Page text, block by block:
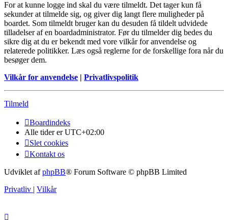
For at kunne logge ind skal du være tilmeldt. Det tager kun få
sekunder at tilmelde sig, og giver dig langt flere muligheder på
boardet. Som tilmeldt bruger kan du desuden få tildelt udvidede
tilladelser af en boardadministrator. Før du tilmelder dig bedes du
sikre dig at du er bekendt med vore vilkår for anvendelse og
relaterede politikker. Læs også reglerne for de forskellige fora når du
besøger dem.
Vilkår for anvendelse | Privatlivspolitik
Tilmeld
Boardindeks
Alle tider erUTC+02:00
Slet cookies
Kontakt os
Udviklet afphpBB® Forum Software © phpBB Limited
Privatliv | Vilkår